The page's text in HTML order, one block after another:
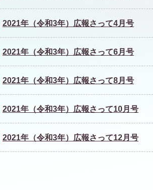
2021年（令和3年）広報さって4月号
2021年（令和3年）広報さって6月号
2021年（令和3年）広報さって8月号
2021年（令和3年）広報さって10月号
2021年（令和3年）広報さって12月号